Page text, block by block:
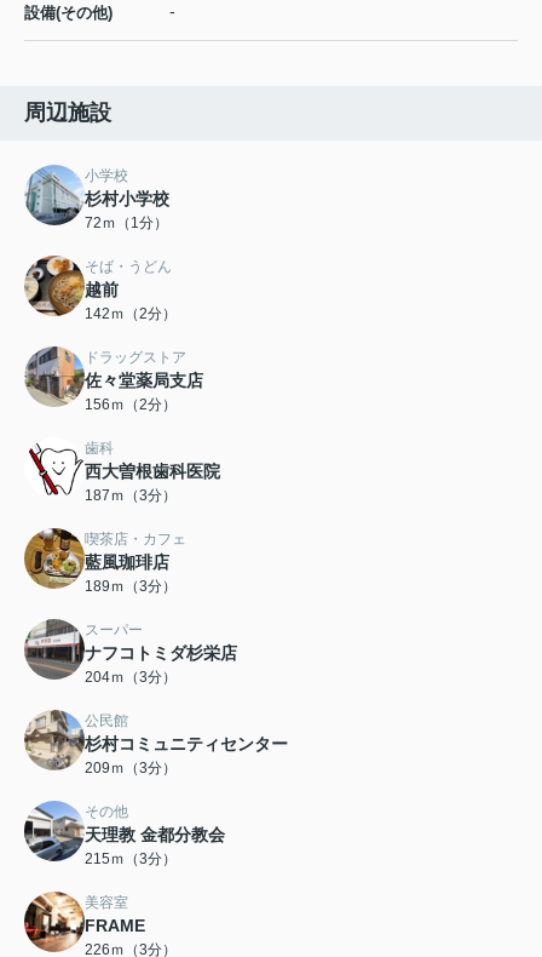
設備(その他) -
周辺施設
小学校
杉村小学校
72ｍ（1分）
そば・うどん
越前
142ｍ（2分）
ドラッグストア
佐々堂薬局支店
156ｍ（2分）
歯科
西大曽根歯科医院
187ｍ（3分）
喫茶店・カフェ
藍風珈琲店
189ｍ（3分）
スーパー
ナフコトミダ杉栄店
204ｍ（3分）
公民館
杉村コミュニティセンター
209ｍ（3分）
その他
天理教 金都分教会
215ｍ（3分）
美容室
FRAME
226ｍ（3分）